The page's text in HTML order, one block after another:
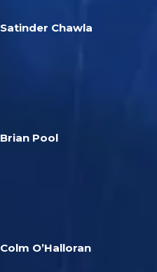
Satinder Chawla
Brian Pool
Colm O’Halloran